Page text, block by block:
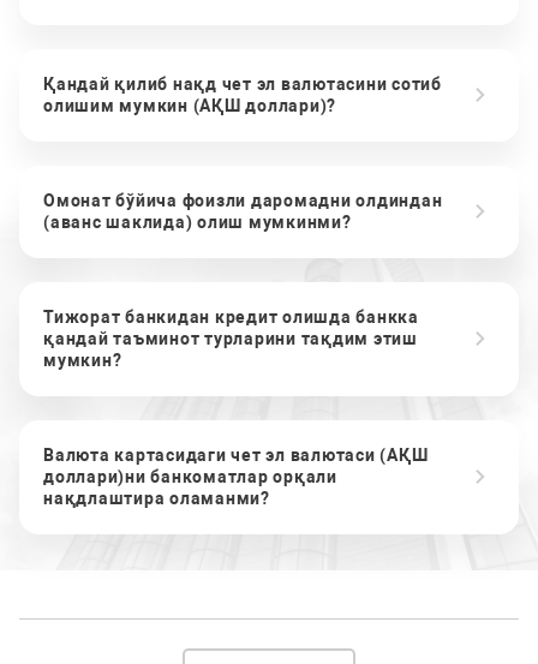
Қандай қилиб нақд чет эл валютасини сотиб
олишим мумкин (АҚШ доллари)?
Омонат бўйича фоизли даромадни олдиндан
(аванс шаклида) олиш мумкинми?
Тижорат банкидан кредит олишда банкка
қандай таъминот турларини тақдим этиш
мумкин?
Валюта картасидаги чет эл валютаси (АҚШ
доллари)ни банкоматлар орқали
нақдлаштира оламанми?